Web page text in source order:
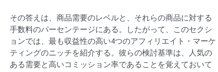
その答えは、商品需要のレベルと、それらの商品に対する
手数料のパーセンテージにある。したがって、このセクシ
ョンでは、最も収益性の高い4つのアフィリエイト・マーケ
ティングのニッチを紹介する。彼らの検討基準は、人気の
ある需要と高いコミッション率であることを覚えておいて